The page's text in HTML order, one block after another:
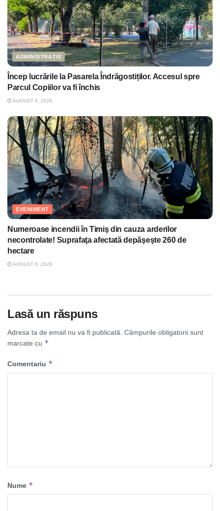
ADMINISTRAȚIE
Încep lucrările la Pasarela Îndrăgostiților. Accesul spre
Parcul Copiilor va fi închis
AUGUST 6, 2026
EVENIMENT
Numeroase incendii în Timiş din cauza arderilor
necontrolate! Suprafaţa afectată depăşeşte 260 de
hectare
AUGUST 6, 2026
Lasă un răspuns
Adresa ta de email nu va fi publicată. Câmpurile obligatorii sunt
marcate cu *
Comentariu *
Nume *